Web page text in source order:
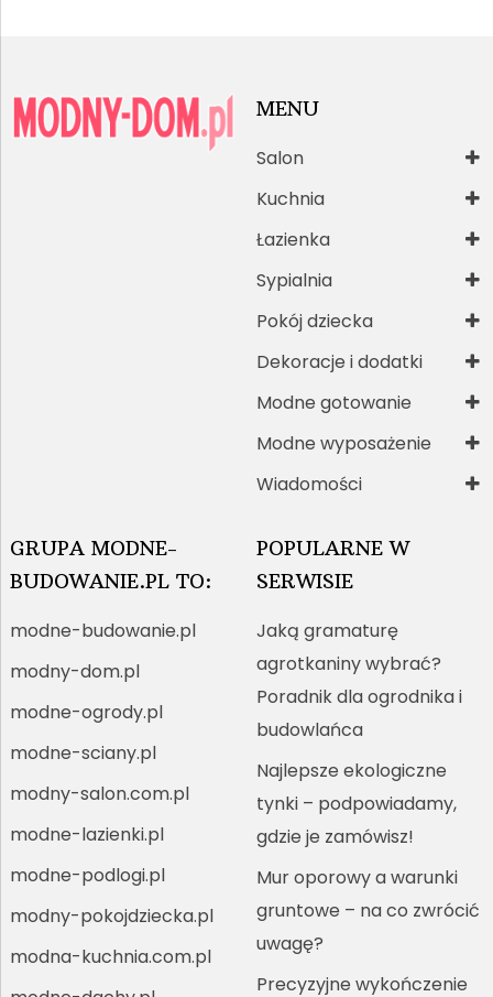
MENU
Salon
Kuchnia
Łazienka
Sypialnia
Pokój dziecka
Dekoracje i dodatki
Modne gotowanie
Modne wyposażenie
Wiadomości
GRUPA MODNE-
BUDOWANIE.PL TO:
modne-budowanie.pl
modny-dom.pl
modne-ogrody.pl
modne-sciany.pl
modny-salon.com.pl
modne-lazienki.pl
modne-podlogi.pl
modny-pokojdziecka.pl
modna-kuchnia.com.pl
POPULARNE W
SERWISIE
Jaką gramaturę
agrotkaniny wybrać?
Poradnik dla ogrodnika i
budowlańca
Najlepsze ekologiczne
tynki – podpowiadamy,
gdzie je zamówisz!
Mur oporowy a warunki
gruntowe – na co zwrócić
uwagę?
Precyzyjne wykończenie